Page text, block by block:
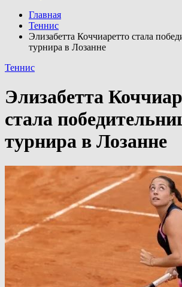
Главная
Теннис
Элизабетта Коччиаретто стала
турнира в Лозанне
Теннис
Элизабетта
стала
турнира в Лозанне